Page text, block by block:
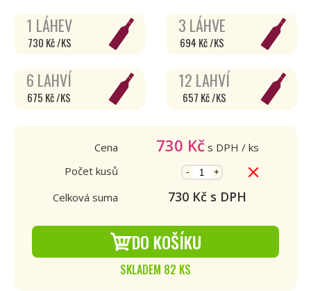
1 LÁHEV
730 Kč /KS
3 LÁHVE
694 Kč /KS
6 LAHVÍ
675 Kč /KS
12 LAHVÍ
657 Kč /KS
Cena 730 Kč s DPH / ks
Počet kusů
- +
Celková suma 730 Kč s DPH
DO KOŠÍKU
SKLADEM 82 KS